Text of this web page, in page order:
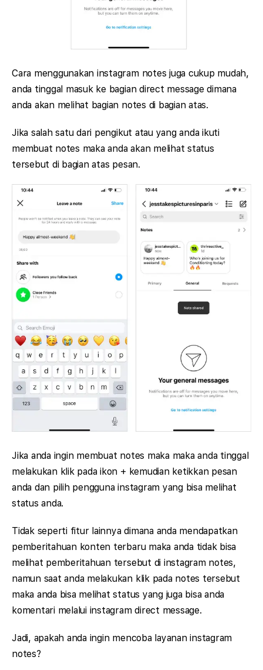
Cara menggunakan instagram notes juga cukup mudah,
anda tinggal masuk ke bagian direct message dimana
anda akan melihat bagian notes di bagian atas.
Jika salah satu dari pengikut atau yang anda ikuti
membuat notes maka anda akan melihat status
tersebut di bagian atas pesan.
Jika anda ingin membuat notes maka maka anda tinggal
melakukan klik pada ikon + kemudian ketikkan pesan
anda dan pilih pengguna instagram yang bisa melihat
status anda.
Tidak seperti fitur lainnya dimana anda mendapatkan
pemberitahuan konten terbaru maka anda tidak bisa
melihat pemberitahuan tersebut di instagram notes,
namun saat anda melakukan klik pada notes tersebut
maka anda bisa melihat status yang juga bisa anda
komentari melalui instagram direct message.
Jadi, apakah anda ingin mencoba layanan instagram
notes?